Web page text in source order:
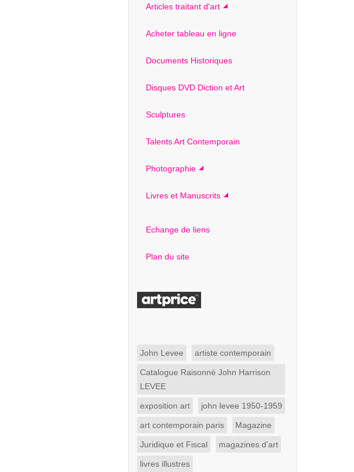
Articles traitant d'art
Acheter tableau en ligne
Documents Historiques
Disques DVD Diction et Art
Sculptures
Talents Art Contemporain
Photographie
Livres et Manuscrits
Echange de liens
Plan du site
John Levee artiste contemporain
Catalogue Raisonné John Harrison
LEVEE
exposition art john levee 1950-1959
art contemporain paris Magazine
Juridique et Fiscal magazines d'art
livres illustres